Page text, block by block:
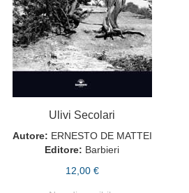
Ulivi Secolari
Autore: ERNESTO DE MATTEI
Editore: Barbieri
12,00 €